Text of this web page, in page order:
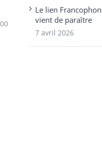
Le lien
vient de paraître
7 avril 2026